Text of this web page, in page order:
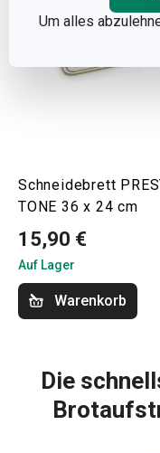
Um alles
Schneidebrett
TONE 36 x 24 cm
15,90 €
Auf Lager
Warenkorb
Die